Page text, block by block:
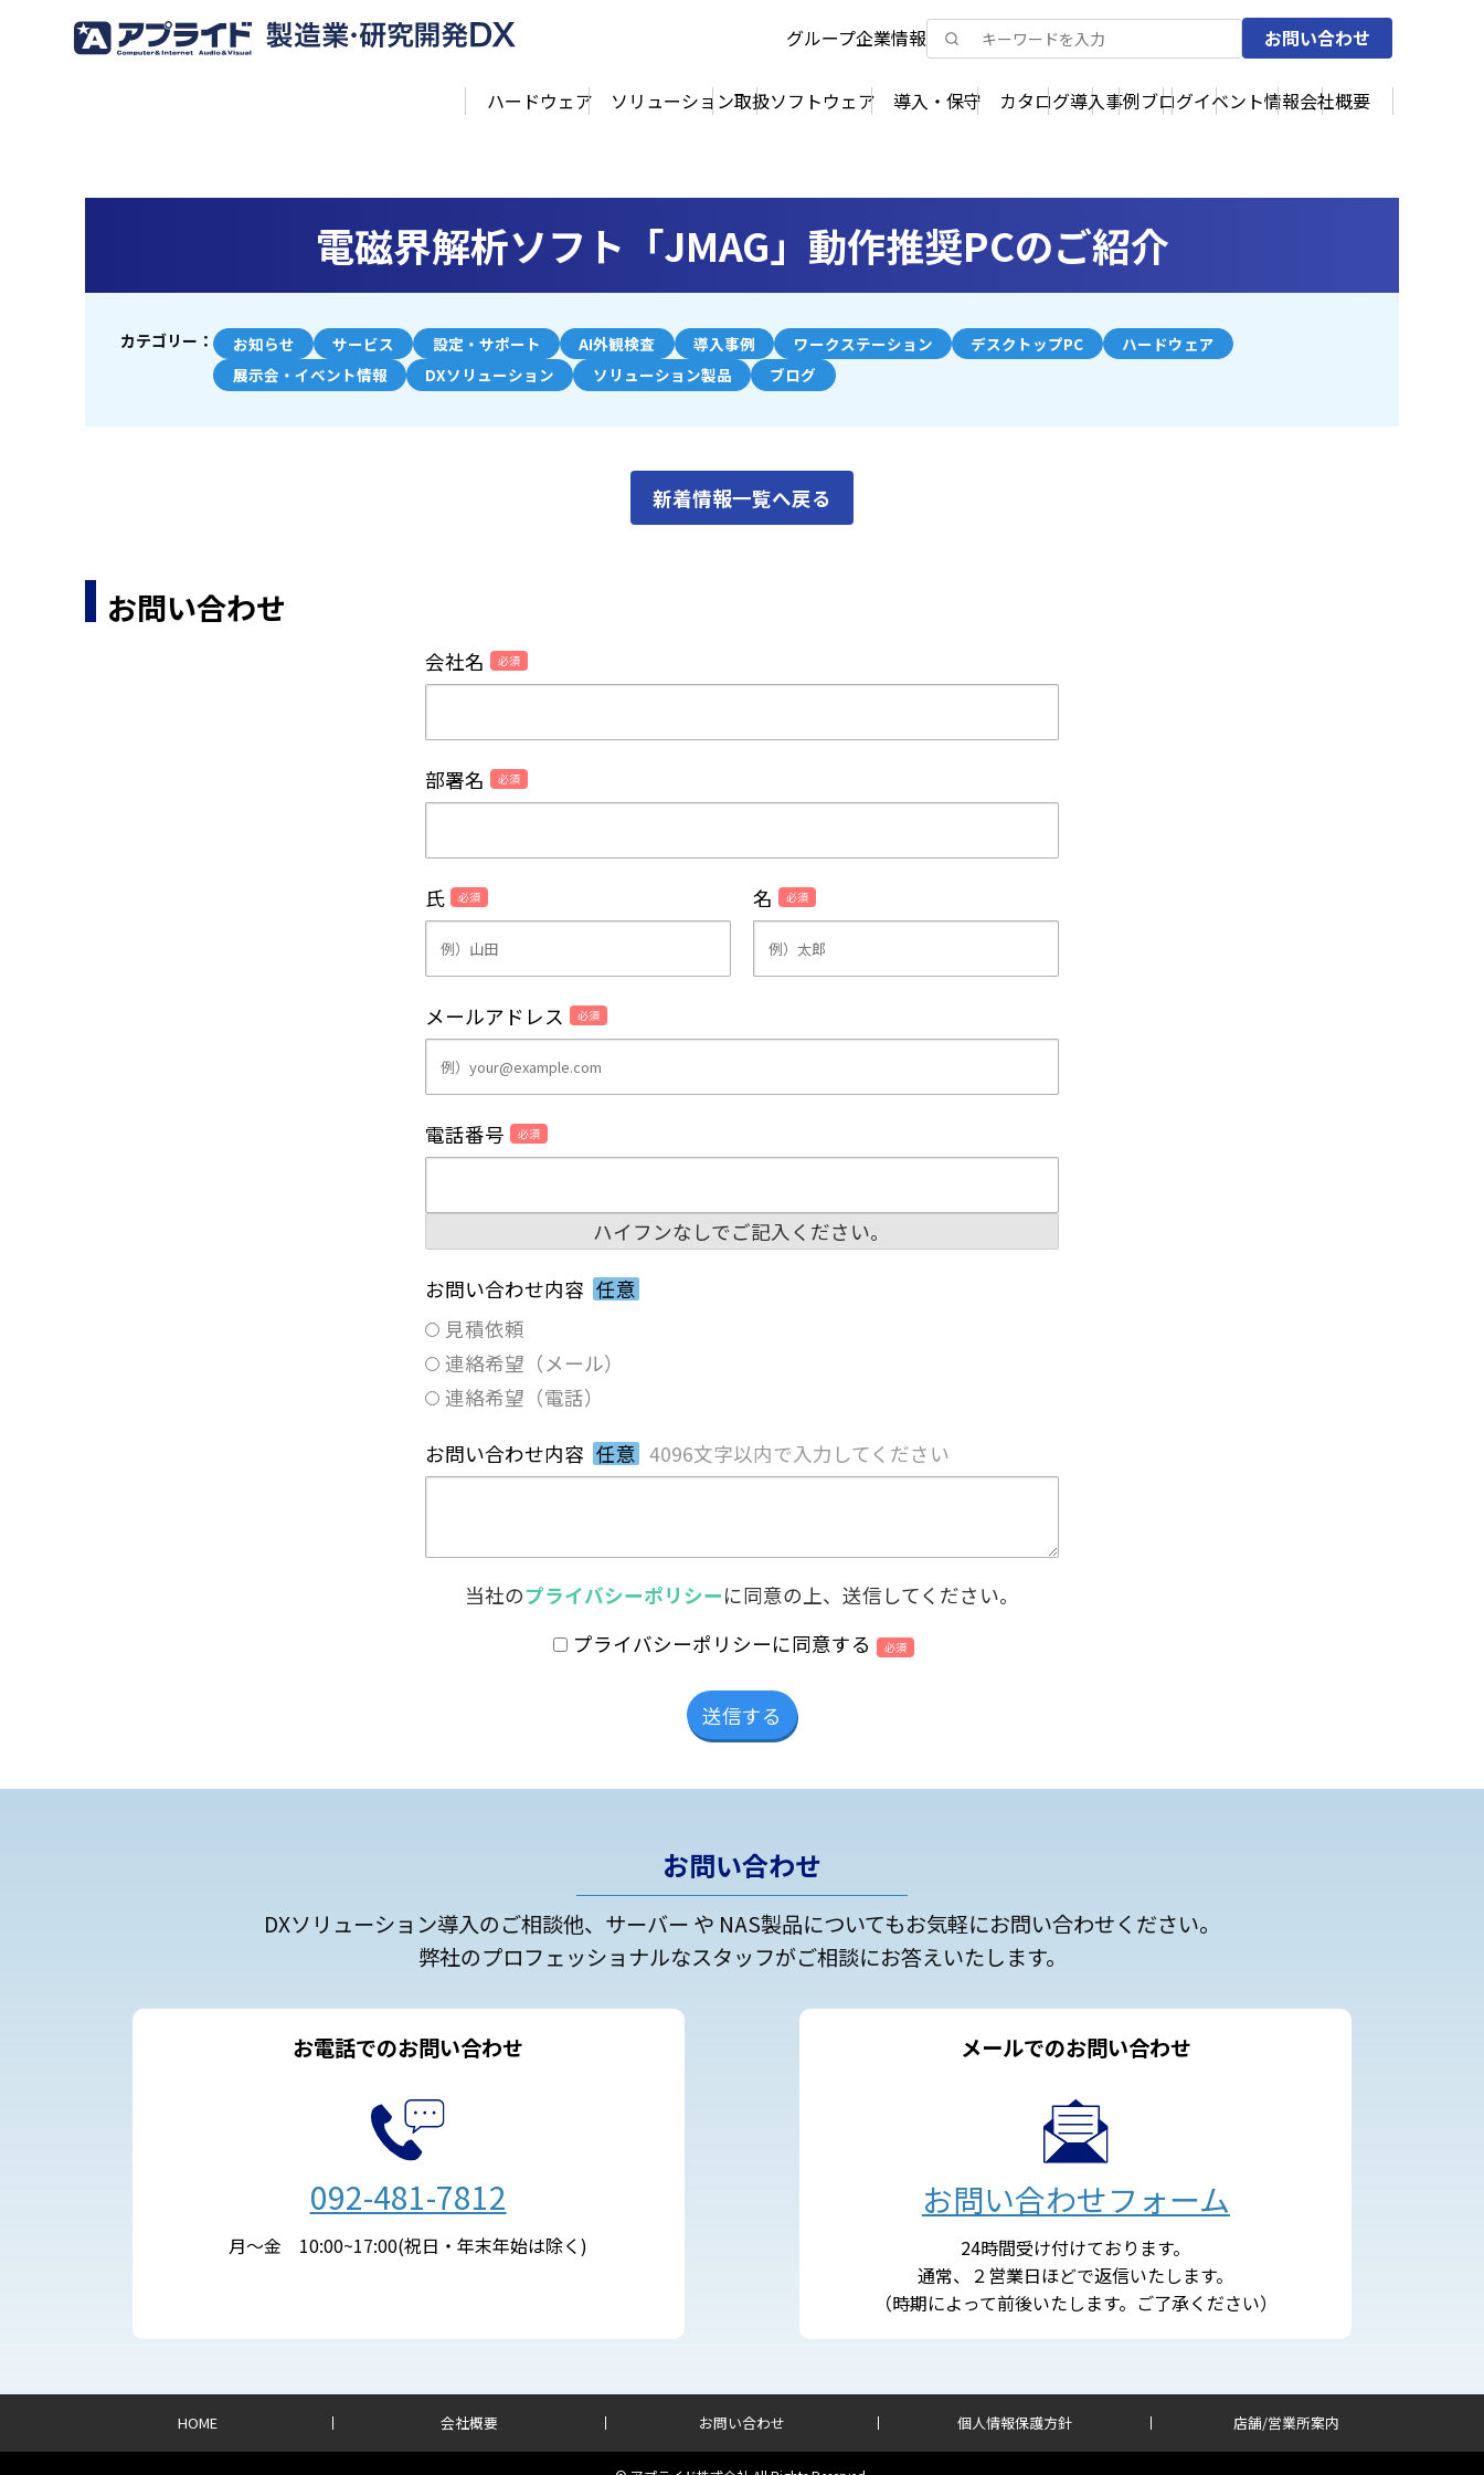
グループ企業情報 お問い合わせ
ハードウェア ソリューション取扱ソフトウェア 導入・保守 カタログ導入事例ブログイベント情報会社概要
電磁界解析ソフト「JMAG」動作推奨PCのご紹介
カテゴリー： お知らせ サービス 設定・サポート AI外観検査 導入事例 ワークステーション デスクトップPC
ハードウェア
展示会・イベント情報
DXソリューション ソリューション製品 ブログ
新着情報一覧へ戻る
お問い合わせ
会社名 必須
部署名 必須
氏 必須 名 必須
メールアドレス 必須
電話番号 必須
ハイフンなしでご記入ください。
お問い合わせ内容 任意
見積依頼
連絡希望（メール）
連絡希望（電話）
お問い合わせ内容 任意 4096文字以内で入力してください
当社のプライバシーポリシーに同意の上、送信してください。
プライバシーポリシーに同意する
必須
お問い合わせ
DXソリューション導入のご相談他、サーバー や NAS製品についてもお気軽にお問い合わせください。
弊社のプロフェッショナルなスタッフがご相談にお答えいたします。
お電話でのお問い合わせ
092-481-7812
月～金 10:00~17:00(祝日・年末年始は除く)
メールでのお問い合わせ
お問い合わせフォーム
24時間受け付けております。
通常、２営業日ほどで返信いたします。
（時期によって前後いたします。ご了承ください）
HOME 会社概要 お問い合わせ 個人情報保護方針 店舗/営業所案内